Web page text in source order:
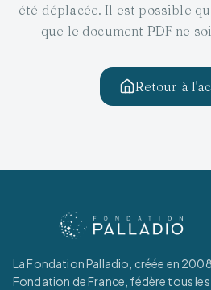
été déplacée. Il est possible
que le document PDF ne
Retour à
La Fondation Palladio, créée en
Fondation de France, fédère tous